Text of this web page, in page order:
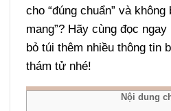
cho “đúng chuẩn” và không
mang”? Hãy cùng đọc
bỏ túi thêm nhiều thông tin
thám tử nhé!
Nội dung